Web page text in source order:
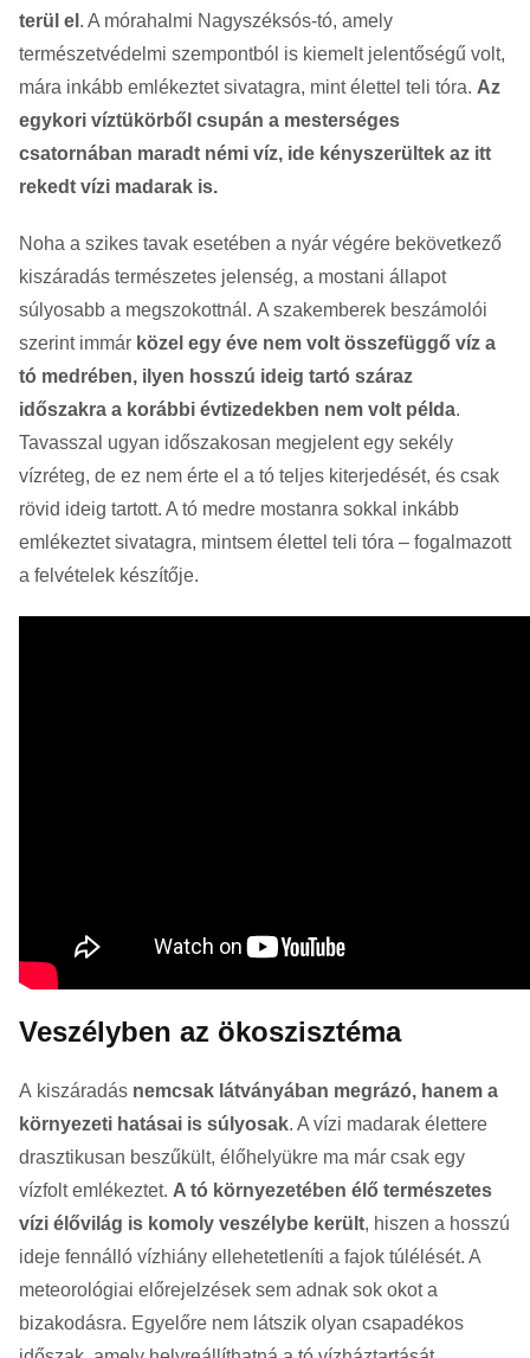
terül el . A mórahalmi Nagyszéksós-tó, amely
természetvédelmi szempontból is kiemelt jelentőségű volt,
mára inkább emlékeztet sivatagra, mint élettel teli tóra. Az
egykori víztükörből csupán a mesterséges
csatornában maradt némi víz, ide kényszerültek az itt
rekedt vízi madarak is.
Noha a szikes tavak esetében a nyár végére bekövetkező
kiszáradás természetes jelenség, a mostani állapot
súlyosabb a megszokottnál. A szakemberek beszámolói
szerint immár közel egy éve nem volt összefüggő víz a
tó medrében, ilyen hosszú ideig tartó száraz
időszakra a korábbi évtizedekben nem volt példa.
Tavasszal ugyan időszakosan megjelent egy sekély
vízréteg, de ez nem érte el a tó teljes kiterjedését, és csak
rövid ideig tartott. A tó medre mostanra sokkal inkább
emlékeztet sivatagra, mintsem élettel teli tóra – fogalmazott
a felvételek készítője.
Veszélyben az ökoszisztéma
A kiszáradás nemcsak látványában megrázó, hanem a
környezeti hatásai is súlyosak. A vízi madarak élettere
drasztikusan beszűkült, élőhelyükre ma már csak egy
vízfolt emlékeztet. A tó környezetében élő természetes
vízi élővilág is komoly veszélybe került, hiszen a hosszú
ideje fennálló vízhiány ellehetetleníti a fajok túlélését. A
meteorológiai előrejelzések sem adnak sok okot a
bizakodásra. Egyelőre nem látszik olyan csapadékos